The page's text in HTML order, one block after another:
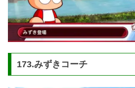
173.みずきコーチ